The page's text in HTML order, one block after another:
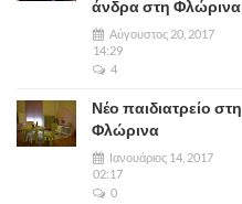
άνδρα στη Φλώρινα
Αύγουστος 20, 2017
14:29
4
Νέο παιδιατρείο στη
Φλώρινα
Ιανουάριος 14, 2017
02:17
0